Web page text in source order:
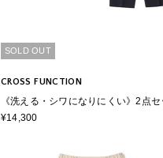
SOLD OUT
CROSS FUNCTION
《洗える・シワになりにくい》2点セ
正解 ペプラムブラウス&ワイドパンツ
¥14,300